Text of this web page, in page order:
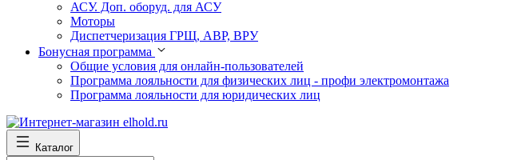
АСУ. Доп. оборуд. для АСУ
Моторы
Диспетчеризация ГРЩ, АВР, ВРУ
Бонусная программа
Общие условия для онлайн-пользователей
Программа лояльности для физических лиц - профи электромонтажа
Программа лояльности для юридических лиц
Каталог